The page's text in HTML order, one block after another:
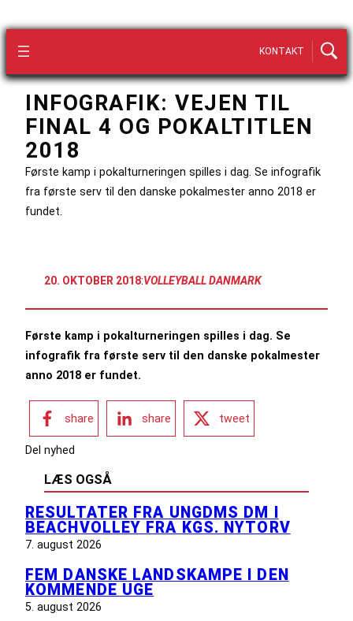
KONTAKT
INFOGRAFIK: VEJEN TIL
FINAL 4 OG POKALTITLEN
2018
Første kamp i pokalturneringen spilles i dag. Se infografik
fra første serv til den danske pokalmester anno 2018 er
fundet.
20. OKTOBER 2018:VOLLEYBALL DANMARK
Første kamp i pokalturneringen spilles i dag. Se
infografik fra første serv til den danske pokalmester
anno 2018 er fundet.
share share tweet
Del nyhed
LÆS OGSÅ
RESULTATER FRA UNGDMS DM I
BEACHVOLLEY FRA KGS. NYTORV
7. august 2026
FEM DANSKE LANDSKAMPE I DEN
KOMMENDE UGE
5. august 2026